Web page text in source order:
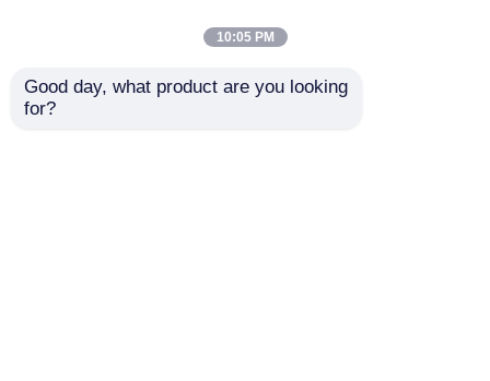
10:05 PM
Good day, what product are you looking
for?